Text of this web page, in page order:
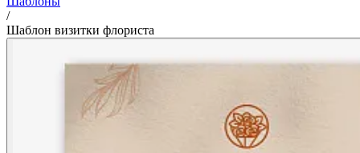
/
Шаблон визитки флориста